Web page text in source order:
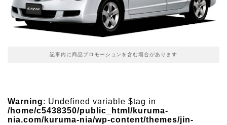
記事内に商品プロモーションを含む場合があります
Warning: Undefined variable $tag in
/home/c5438350/public_html/kuruma-
nia.com/kuruma-nia/wp-content/themes/jin-